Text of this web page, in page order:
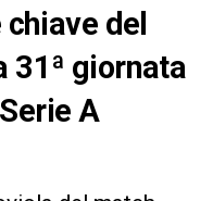
chiave del
31ª giornata
A